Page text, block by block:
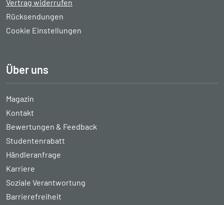
Vertrag widerrufen
Rücksendungen
Cookie Einstellungen
Über uns
Magazin
Kontakt
Bewertungen & Feedback
Studentenrabatt
Händleranfrage
Karriere
Soziale Verantwortung
Barrierefreiheit